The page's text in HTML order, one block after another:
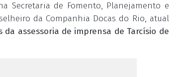
Secretaria de Fomento, Planejamento e
da Companhia Docas do Rio, atual
da assessoria de imprensa de Tarcísio de